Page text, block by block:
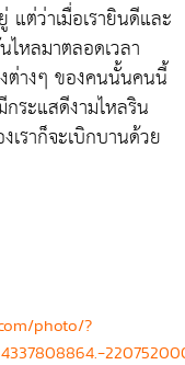
แต่ว่าเมื่อเรายินดีและ
หลมาตลอดเวลา
ต่างๆ ของคนนั้นคนนี้
ระแสดีงามไหลริน
เราก็จะเบิกบานด้วย
photo/?